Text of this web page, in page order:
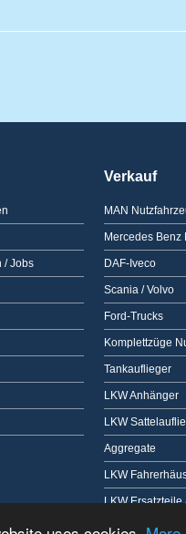
/ Jobs
Verkauf
MAN
Mercedes Benz
DAF-Iveco
Scania / Volvo
Ford-Trucks
Komplettzüge
Tankauflieger
LKW Anhänger
LKW
Aggregate
LKW
LKW Ersatzteile